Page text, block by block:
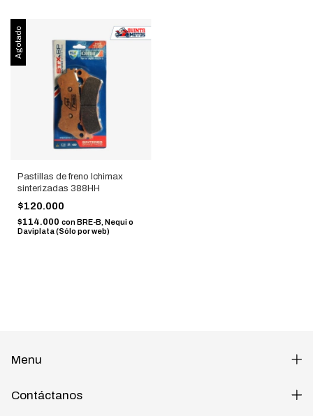
Agotado
Pastillas de freno Ichimax
sinterizadas 388HH
$120.000
$114.000 conBRE-B, Nequi o
Daviplata (Sólo por web)
Menu
Contáctanos